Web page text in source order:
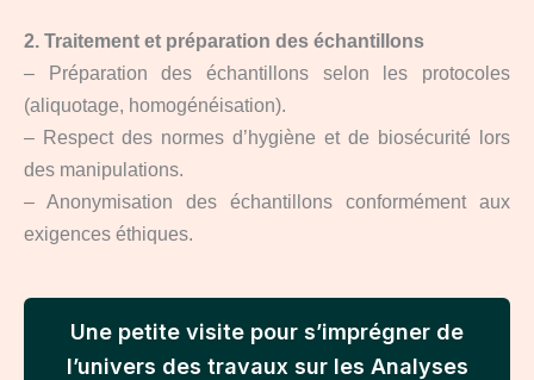
2. Traitement et préparation des échantillons
– Préparation des échantillons selon les protocoles
(aliquotage, homogénéisation).
– Respect des normes d’hygiène et de biosécurité lors
des manipulations.
– Anonymisation des échantillons conformément aux
exigences éthiques.
Une petite visite pour s’imprégner de
l’univers des travaux sur les Analyses